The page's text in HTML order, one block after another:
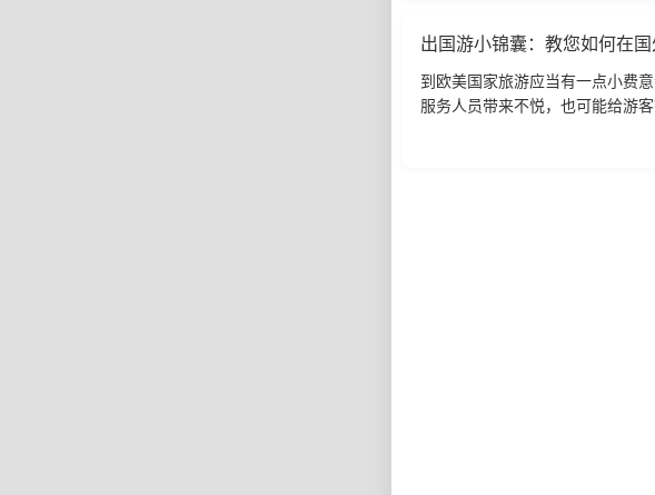
出国游小锦囊：教您如何在
到欧美国家旅游应当有一点小费
服务人员带来不悦，也可能给游